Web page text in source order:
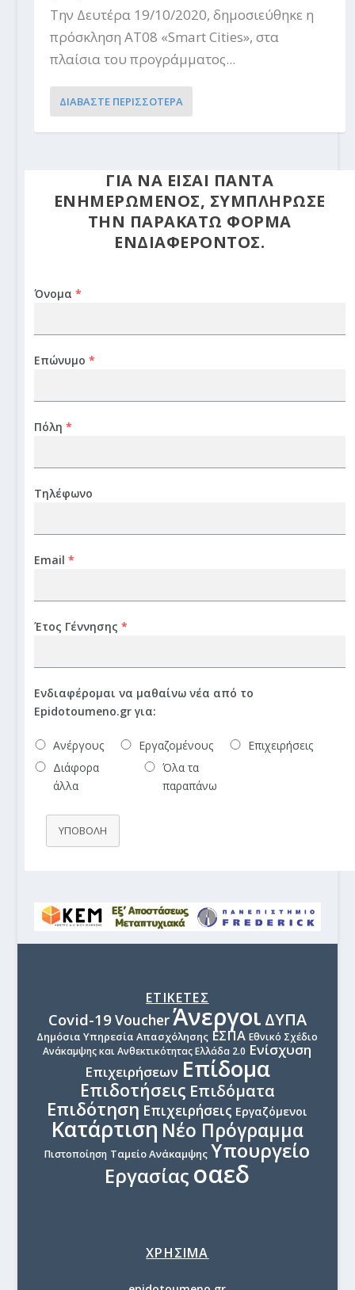
Την Δευτέρα 19/10/2020, δημοσιεύθηκε η
πρόσκληση ΑΤ08 «Smart Cities», στα
πλαίσια του προγράμματος...
ΔΙΑΒΑΣΤΕ ΠΕΡΙΣΣΟΤΕΡΑ
ΓΙΑ ΝΑ ΕΙΣΑΙ ΠΑΝΤΑ
ΕΝΗΜΕΡΩΜΕΝΟΣ, ΣΥΜΠΛΗΡΩΣΕ
ΤΗΝ ΠΑΡΑΚΑΤΩ ΦΟΡΜΑ
ΕΝΔΙΑΦΕΡΟΝΤΟΣ.
Όνομα *
Επώνυμο *
Πόλη *
Τηλέφωνο
Email *
Έτος Γέννησης *
Ενδιαφέρομαι να μαθαίνω νέα από το
Epidotoumeno.gr για:
Ανέργους Εργαζομένους
Επιχειρήσεις
Διάφορα
άλλα
Όλα τα
παραπάνω
ΥΠΟΒΟΛΗ
ΕΤΙΚΕΤΕΣ
Covid-19VoucherΆνεργοι ΔΥΠΑ
Δημόσια Υπηρεσία Απασχόλησης ΕΣΠΑ Εθνικό Σχέδιο
Ανάκαμψης και Ανθεκτικότητας Ελλάδα 2.0 Ενίσχυση
Επιχειρήσεων Επίδομα
Επιδοτήσεις Επιδόματα
Επιδότηση Επιχειρήσεις Εργαζόμενοι
Κατάρτιση Νέο Πρόγραμμα
Πιστοποίηση Ταμείο Ανάκαμψης Υπουργείο
Εργασίας οαεδ
ΧΡΗΣΙΜΑ